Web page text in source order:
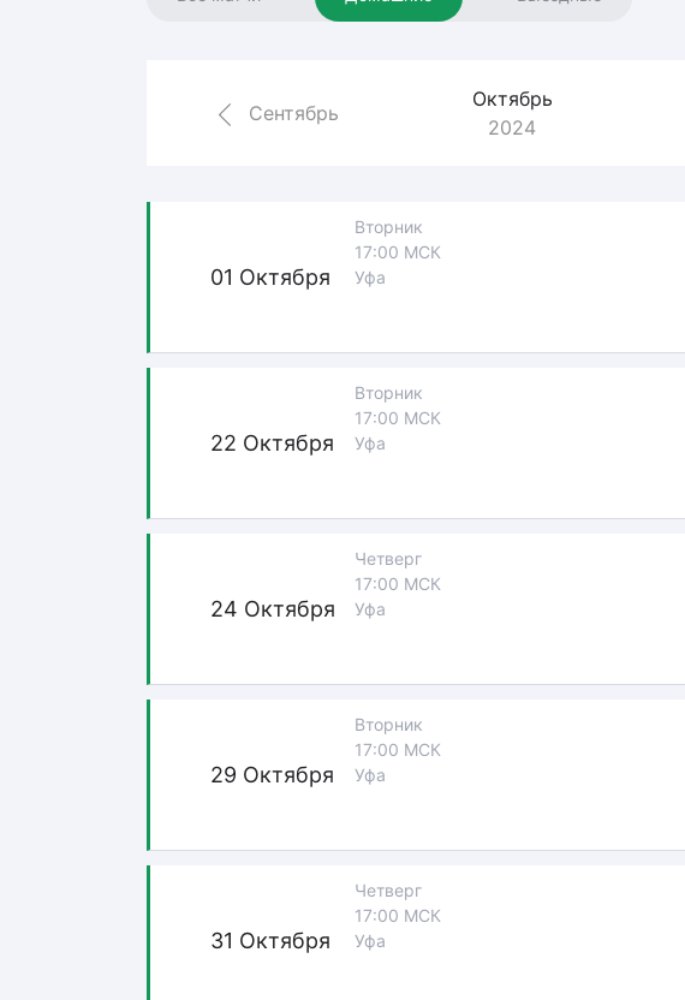
Локомотив
Сентябрь
Октябрь
2024
01 Октября
Вторник
17:00 МСК
Уфа
22 Октября
Вторник
17:00 МСК
Уфа
24 Октября
Четверг
17:00 МСК
Уфа
29 Октября
Вторник
17:00 МСК
Уфа
31 Октября
Четверг
17:00 МСК
Уфа